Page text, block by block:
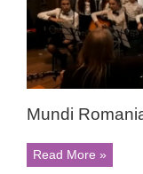
Mundi
Read More »